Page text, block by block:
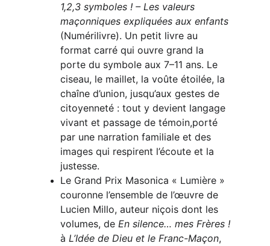
1,2,3 symboles ! – Les valeurs
maçonniques expliquées aux enfants
(Numérilivre). Un petit livre au
format carré qui ouvre grand la
porte du symbole aux 7–11 ans. Le
ciseau, le maillet, la voûte étoilée, la
chaîne d’union, jusqu’aux gestes de
citoyenneté : tout y devient langage
vivant et passage de témoin,porté
par une narration familiale et des
images qui respirent l’écoute et la
justesse.
Le Grand Prix Masonica « Lumière »
couronne l’ensemble de l’œuvre de
Lucien Millo, auteur niçois dont les
volumes, de En silence… mes Frères !
à L’Idée de Dieu et le Franc-Maçon,